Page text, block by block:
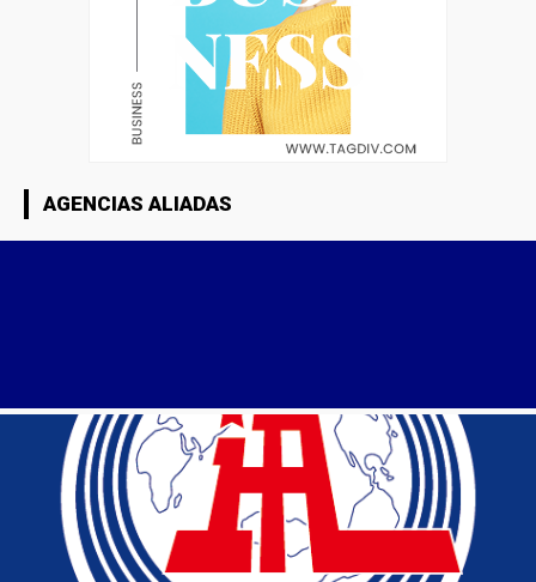
AGENCIAS ALIADAS